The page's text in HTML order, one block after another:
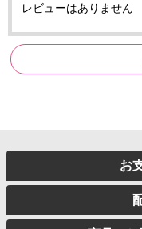
レビューはありません
お